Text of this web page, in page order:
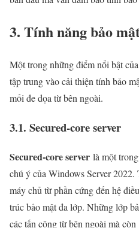
3. Tính năng bảo
Một trong những điểm nổi bật của
tập trung vào cải thiện tính bảo
mối đe dọa từ bên ngoài.
3.1. Secured-core server
Secured-core server là một
chú ý của Windows Server
máy chủ từ phần cứng đến hệ
trúc bảo mật đa lớp. Những lớp
các tấn công từ bên ngoài mà